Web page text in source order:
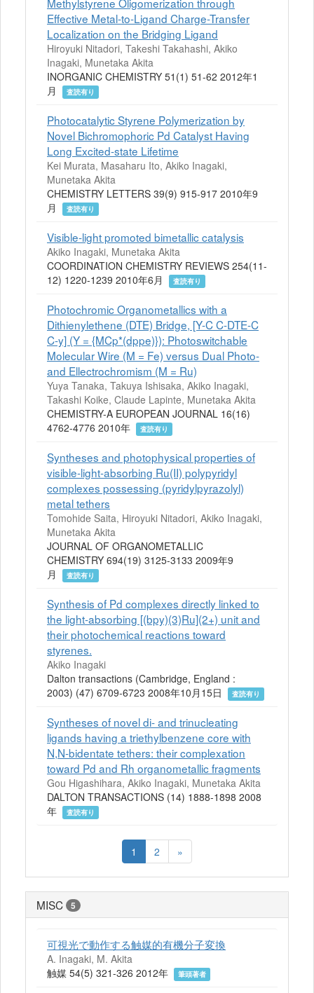
Effective Metal-to-Ligand Charge-Transfer
Localization on the Bridging Ligand
Hiroyuki Nitadori, Takeshi Takahashi, Akiko
Inagaki, Munetaka Akita
INORGANIC CHEMISTRY 51(1) 51-62 2012年1
月
査読有り
Photocatalytic Styrene Polymerization by
Novel Bichromophoric Pd Catalyst Having
Long Excited-state Lifetime
Kei Murata, Masaharu Ito, Akiko Inagaki,
Munetaka Akita
CHEMISTRY LETTERS 39(9) 915-917 2010年9
月
査読有り
Visible-light promoted bimetallic catalysis
Akiko Inagaki, Munetaka Akita
COORDINATION CHEMISTRY REVIEWS 254(11-
12) 1220-1239 2010年6月
査読有り
Photochromic Organometallics with a
Dithienylethene (DTE) Bridge, [Y-C C-DTE-C
C-y] (Y = {MCp*(dppe)}): Photoswitchable
Molecular Wire (M = Fe) versus Dual Photo-
and Ellectrochromism (M = Ru)
Yuya Tanaka, Takuya Ishisaka, Akiko Inagaki,
Takashi Koike, Claude Lapinte, Munetaka Akita
CHEMISTRY-A EUROPEAN JOURNAL 16(16)
4762-4776 2010年
査読有り
Syntheses and photophysical properties of
visible-light-absorbing Ru(II) polypyridyl
complexes possessing (pyridylpyrazolyl)
metal tethers
Tomohide Saita, Hiroyuki Nitadori, Akiko Inagaki,
Munetaka Akita
JOURNAL OF ORGANOMETALLIC
CHEMISTRY 694(19) 3125-3133 2009年9
月
査読有り
Synthesis of Pd complexes directly linked to
the light-absorbing [(bpy)(3)Ru](2+) unit and
their photochemical reactions toward
styrenes.
Akiko Inagaki
Dalton transactions (Cambridge, England :
2003) (47) 6709-6723 2008年10月15日
査読有り
Syntheses of novel di- and trinucleating
ligands having a triethylbenzene core with
N,N-bidentate tethers: their complexation
toward Pd and Rh organometallic fragments
Gou Higashihara, Akiko Inagaki, Munetaka Akita
DALTON TRANSACTIONS (14) 1888-1898 2008
年
査読有り
1 2 »
MISC 5
可視光で動作する触媒的有機分子変換
A. Inagaki, M. Akita
触媒 54(5) 321-326 2012年
筆頭著者